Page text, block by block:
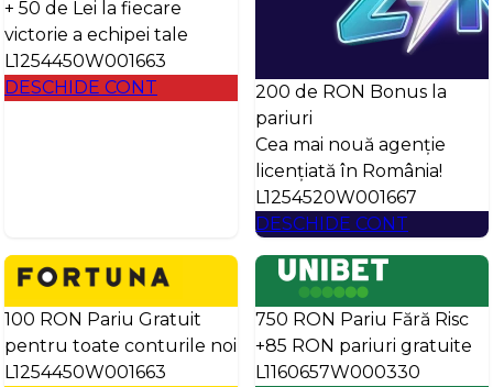
+ 50 de Lei la fiecare
victorie a echipei tale
L1254450W001663
DESCHIDE CONT
200 de RON Bonus la
pariuri
Cea mai nouă agenție
licențiată în România!
L1254520W001667
DESCHIDE CONT
100 RON Pariu Gratuit
pentru toate conturile noi
L1254450W001663
750 RON Pariu Fără Risc
+85 RON pariuri gratuite
L1160657W000330